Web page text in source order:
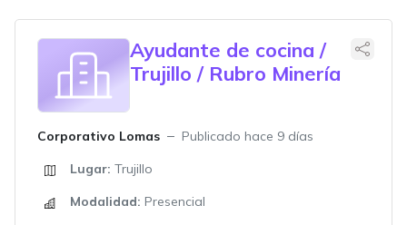
Ayudante de cocina /
Trujillo / Rubro Minería
Corporativo Lomas
Publicado hace 9 días
Lugar: Trujillo
Modalidad: Presencial